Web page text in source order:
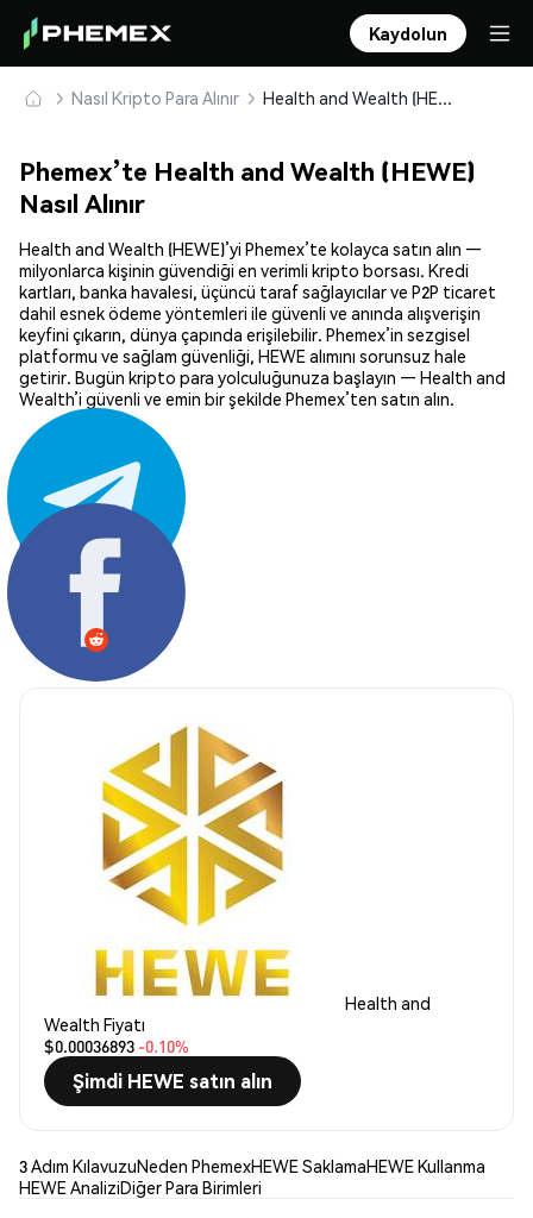
Kaydolun
Nasıl Kripto Para Alınır Health and Wealth (HEWE) Güvenle Satın Alın ve Saklayın
Phemex’te Health and Wealth (HEWE)
Nasıl Alınır
Health and Wealth (HEWE)’yi Phemex’te kolayca satın alın —
milyonlarca kişinin güvendiği en verimli kripto borsası. Kredi
kartları, banka havalesi, üçüncü taraf sağlayıcılar ve P2P ticaret
dahil esnek ödeme yöntemleri ile güvenli ve anında alışverişin
keyfini çıkarın, dünya çapında erişilebilir. Phemex’in sezgisel
platformu ve sağlam güvenliği, HEWE alımını sorunsuz hale
getirir. Bugün kripto para yolculuğunuza başlayın — Health and
Wealth’i güvenli ve emin bir şekilde Phemex’ten satın alın.
Paylaş:
Health and
Wealth Fiyatı
$0.00036893 -0.10%
Şimdi HEWE satın alın
3 Adım KılavuzuNeden PhemexHEWE SaklamaHEWE Kullanma
HEWE AnaliziDiğer Para Birimleri